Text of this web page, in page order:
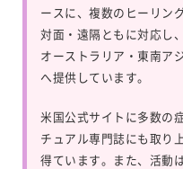
ースに、複数のヒーリン
対面・遠隔ともに対応し
オーストラリア・東南ア
へ提供しています。
米国公式サイトに多数の
チュアル専門誌にも取り
得ています。また、活動